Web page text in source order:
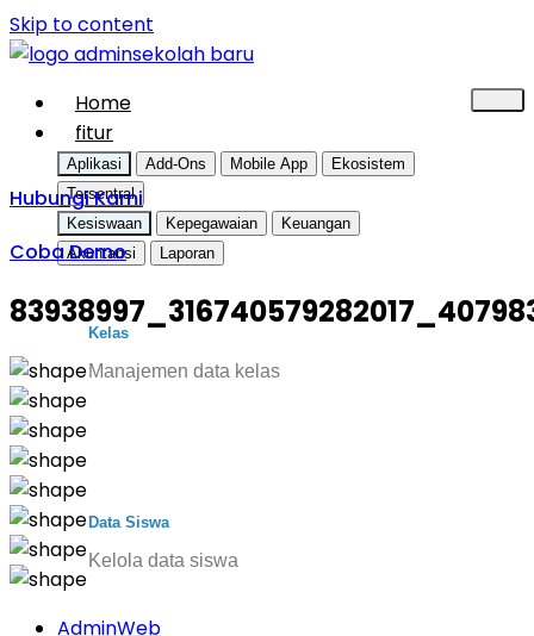
Skip to content
Home
fitur
Aplikasi Add-Ons Mobile App
Ekosistem
Tersentral
Kesiswaan
Kepegawaian
Keuangan
Akuntansi
Laporan
Kelas
Manajemen data kelas
Data Siswa
Kelola data siswa
Hubungi Kami
Coba Demo
AdminWeb